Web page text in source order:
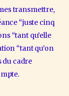
transmettre,
“juste cinq
“tant qu’elle
“tant qu’on
du cadre